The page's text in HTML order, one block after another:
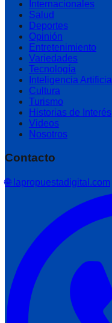
Internacionales
Salud
Deportes
Opinión
Entretenimiento
Variedades
Tecnología
Inteligencia Artificial
Cultura
Turismo
Historias de Interés
Videos
Nosotros
Contacto
🌐 lapropuestadigital.com